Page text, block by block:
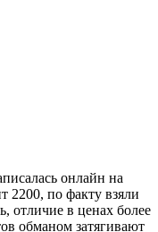
онлайн на
2200, по факту взяли
отличие в ценах более
обманом затягивают